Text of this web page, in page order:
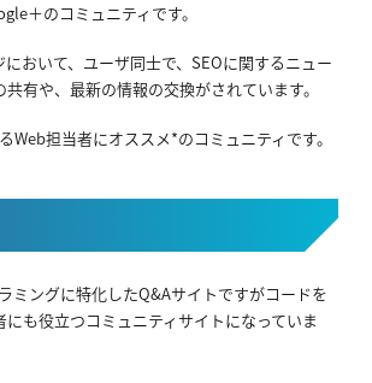
＋のコミュニティです。
において、ユーザ同士で、SEOに関するニュー
有や、最新の情報の交換がされています。
Web担当者にオススメ*のコミュニティです。
ミングに特化したQ&Aサイトですがコードを
も役立つコミュニティサイトになっていま